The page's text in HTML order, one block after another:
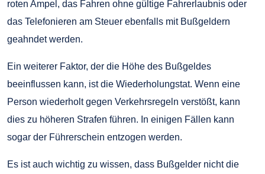
roten Ampel, das Fahren ohne gültige Fahrerlaubnis oder
das Telefonieren am Steuer ebenfalls mit Bußgeldern
geahndet werden.
Ein weiterer Faktor, der die Höhe des Bußgeldes
beeinflussen kann, ist die Wiederholungstat. Wenn eine
Person wiederholt gegen Verkehrsregeln verstößt, kann
dies zu höheren Strafen führen. In einigen Fällen kann
sogar der Führerschein entzogen werden.
Es ist auch wichtig zu wissen, dass Bußgelder nicht die